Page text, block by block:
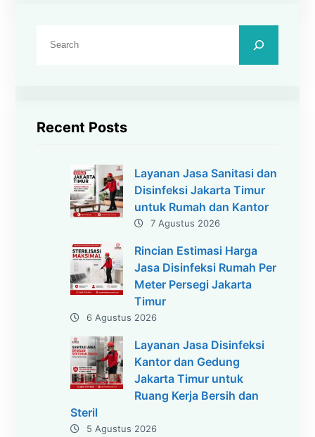
Recent Posts
Layanan Jasa Sanitasi dan
Disinfeksi Jakarta Timur
untuk Rumah dan Kantor
7 Agustus 2026
Rincian Estimasi Harga
Jasa Disinfeksi Rumah Per
Meter Persegi Jakarta
Timur
6 Agustus 2026
Layanan Jasa Disinfeksi
Kantor dan Gedung
Jakarta Timur untuk
Ruang Kerja Bersih dan
Steril
5 Agustus 2026